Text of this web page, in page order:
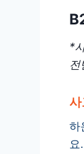
*
전
하